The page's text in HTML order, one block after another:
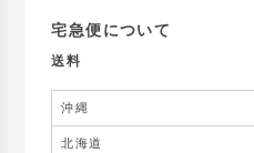
宅急便について
送料
沖縄
北海道